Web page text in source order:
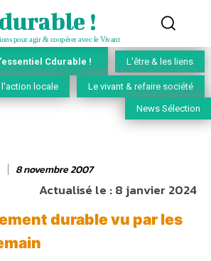
!
pour agir & coopérer avec le Vivant
Cdurable ! L'être & les liens
locale Le vivant & refaire société
News Sélection
8 novembre 2007
Actualisé le :8 janvier 2024
durable vu par les